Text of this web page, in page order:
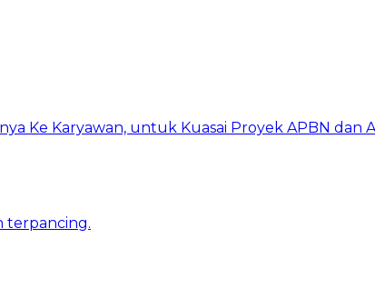
Ke Karyawan, untuk Kuasai Proyek APBN dan
terpancing.